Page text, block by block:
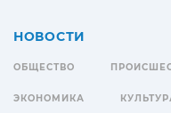
НОВОСТИ
ОБЩЕСТВО
ЭКОНОМИКА